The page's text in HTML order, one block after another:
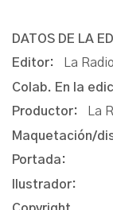
DATOS DE LA
Editor:
La
Colab. En la
Productor:
La
Maquetación/
Portada:
Ilustrador: